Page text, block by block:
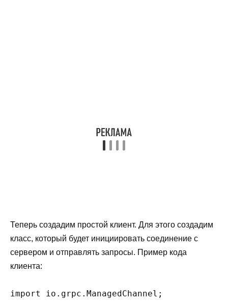
Теперь создадим простой клиент. Для этого создадим
класс, который будет инициировать соединение с
сервером и отправлять запросы. Пример кода
клиента:
import io.grpc.ManagedChannel;